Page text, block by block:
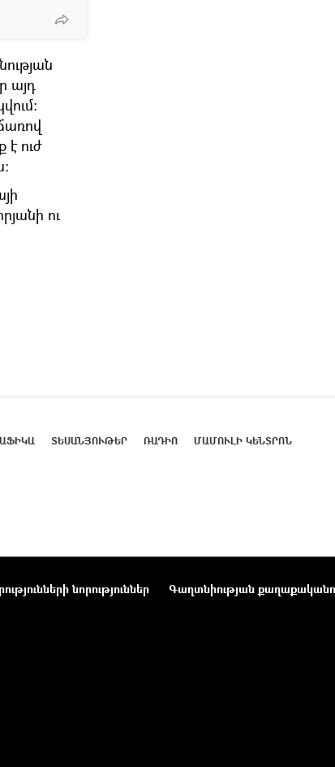
այդ
ուժ
ու
ՏԵՍԱՆՅՈՒԹԵՐ ՌԱԴԻՈ ՄԱՄՈՒԼԻ ԿԵՆՏՐՈՆ
նորություններ
Գաղտնիության